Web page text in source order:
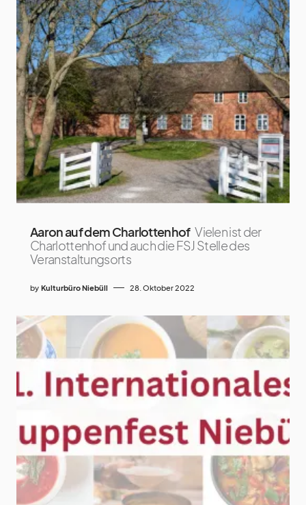
Aaron auf dem Charlottenhof Vielen ist der
Charlottenhof und auch die FSJ Stelle des
Veranstaltungsorts
by Kulturbüro Niebüll 28. Oktober 2022